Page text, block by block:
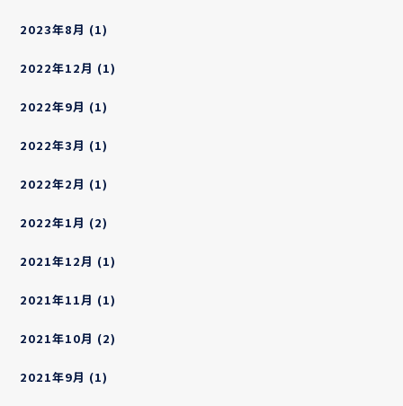
2023年8月 (1)
2022年12月 (1)
2022年9月 (1)
2022年3月 (1)
2022年2月 (1)
2022年1月 (2)
2021年12月 (1)
2021年11月 (1)
2021年10月 (2)
2021年9月 (1)